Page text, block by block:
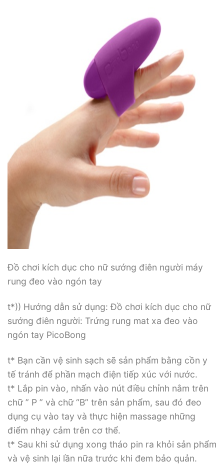
Đồ chơi kích dục cho nữ sướng điên người máy
rung đeo vào ngón tay
t*)) Hướng dẫn sử dụng: Đồ chơi kích dục cho nữ
sướng điên người: Trứng rung mat xa đeo vào
ngón tay PicoBong
t* Bạn cần vệ sinh sạch sẽ sản phẩm bằng cồn y
tế tránh để phần mạch điện tiếp xúc với nước.
t* Lắp pin vào, nhấn vào nút điều chỉnh nằm trên
chữ ” P ” và chữ “B” trên sản phẩm, sau đó đeo
dụng cụ vào tay và thực hiện massage những
điểm nhạy cảm trên cơ thể.
t* Sau khi sử dụng xong tháo pin ra khỏi sản phẩm
và vệ sinh lại lần nữa trước khi đem bảo quản.